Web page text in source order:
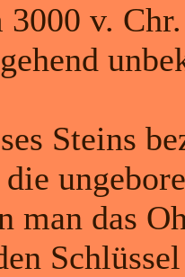
v.
Steins
die
man das